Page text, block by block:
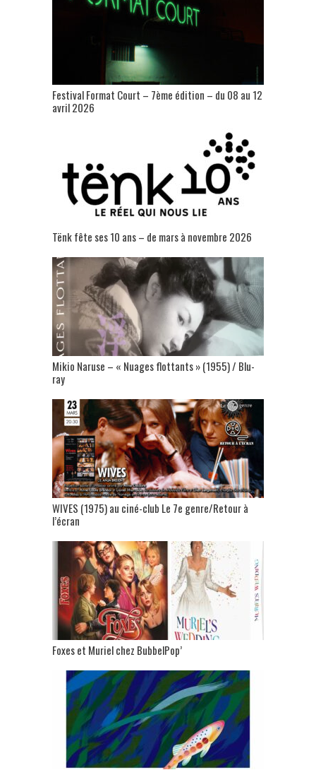
Festival Format Court – 7ème édition – du 08 au 12
avril 2026
Tënk fête ses 10 ans – de mars à novembre 2026
Mikio Naruse – « Nuages flottants » (1955) / Blu-
ray
WIVES (1975) au ciné-club Le 7e genre/Retour à
l’écran
Foxes et Muriel chez BubbelPop’